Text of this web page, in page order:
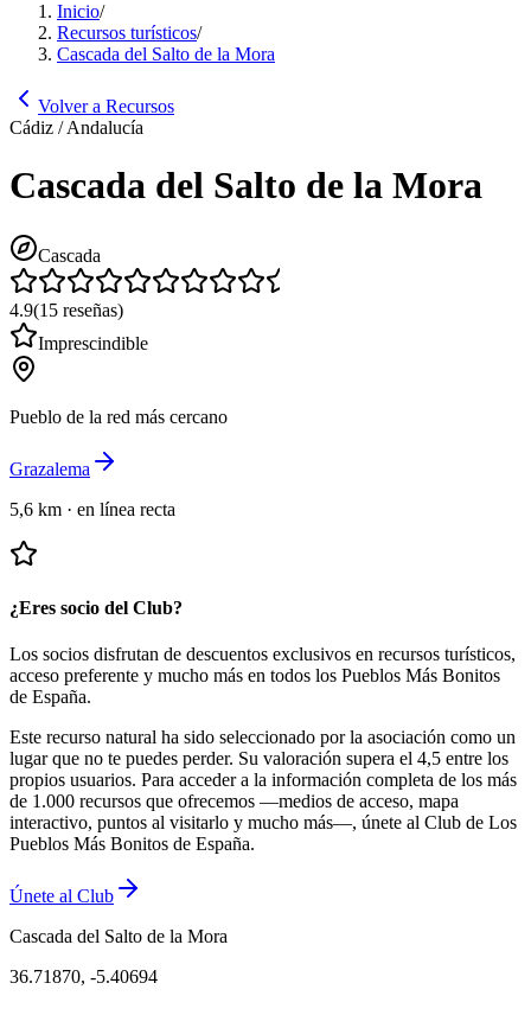
Inicio/
Recursos turísticos/
Cascada del Salto de la Mora
Volver a Recursos
Cádiz / Andalucía
Cascada del Salto de la Mora
Cascada
4.9(15 reseñas)
Imprescindible
Pueblo de la red más cercano
Grazalema
5,6 km · en línea recta
¿Eres socio del Club?
Los socios disfrutan de descuentos exclusivos en recursos turísticos,
acceso preferente y mucho más en todos los Pueblos Más Bonitos
de España.
Este recurso natural ha sido seleccionado por la asociación como un
lugar que no te puedes perder. Su valoración supera el 4,5 entre los
propios usuarios. Para acceder a la información completa de los más
de 1.000 recursos que ofrecemos —medios de acceso, mapa
interactivo, puntos al visitarlo y mucho más—, únete al Club de Los
Pueblos Más Bonitos de España.
Únete al Club
Cascada del Salto de la Mora
36.71870, -5.40694